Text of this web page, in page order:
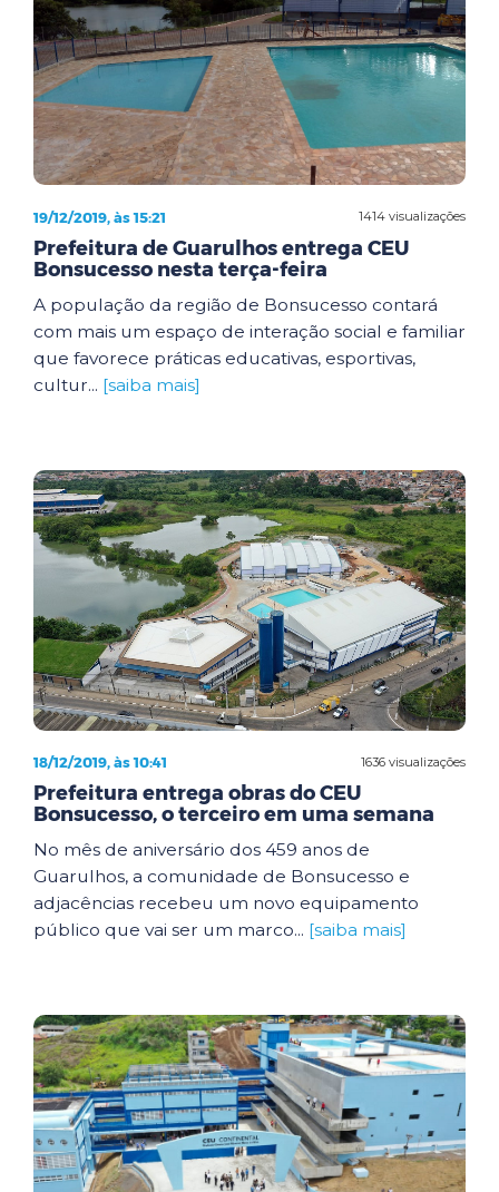
1414 visualizações
19/12/2019, às 15:21
Prefeitura de Guarulhos entrega CEU
Bonsucesso nesta terça-feira
A população da região de Bonsucesso contará
com mais um espaço de interação social e familiar
que favorece práticas educativas, esportivas,
cultur... [saiba mais]
1636 visualizações
18/12/2019, às 10:41
Prefeitura entrega obras do CEU
Bonsucesso, o terceiro em uma semana
No mês de aniversário dos 459 anos de
Guarulhos, a comunidade de Bonsucesso e
adjacências recebeu um novo equipamento
público que vai ser um marco... [saiba mais]